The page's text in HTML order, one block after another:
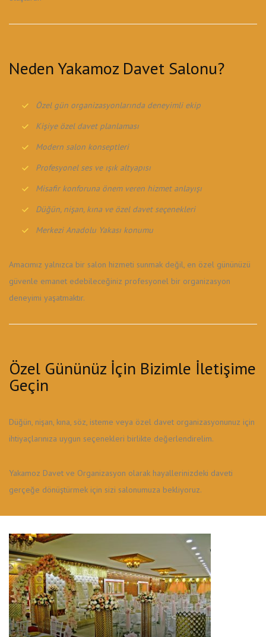
Neden Yakamoz Davet Salonu?
Özel gün organizasyonlarında deneyimli ekip
Kişiye özel davet planlaması
Modern salon konseptleri
Profesyonel ses ve ışık altyapısı
Misafir konforuna önem veren hizmet anlayışı
Düğün, nişan, kına ve özel davet seçenekleri
Merkezi Anadolu Yakası konumu
Amacımız yalnızca bir salon hizmeti sunmak değil, en özel gününüzü
güvenle emanet edebileceğiniz profesyonel bir organizasyon
deneyimi yaşatmaktır.
Özel Gününüz İçin Bizimle İletişime
Geçin
Düğün, nişan, kına, söz, isteme veya özel davet organizasyonunuz için
ihtiyaçlarınıza uygun seçenekleri birlikte değerlendirelim.
Yakamoz Davet ve Organizasyon olarak hayallerinizdeki daveti
gerçeğe dönüştürmek için sizi salonumuza bekliyoruz.